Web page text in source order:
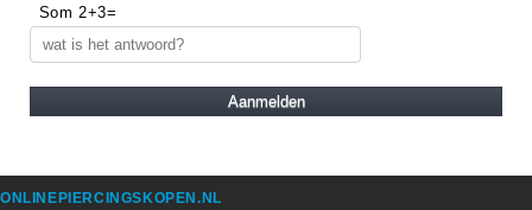
Som 2+3=
Aanmelden
ONLINEPIERCINGSKOPEN.NL